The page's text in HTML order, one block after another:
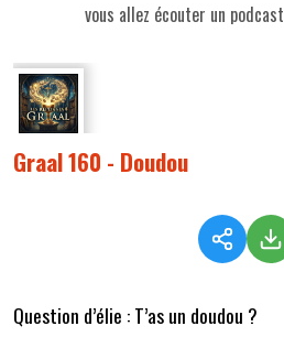
vous allez écouter un
Graal 160 - Doudou
Question d’élie : T’as un doudou ?